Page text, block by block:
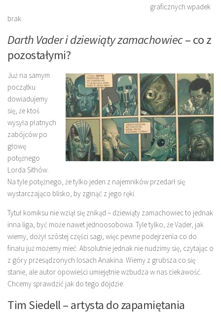
graficznych wpadek
brak.
Darth Vader i dziewiąty zamachowiec– co z
pozostałymi?
Już na samym
początku
dowiadujemy
się, że ktoś
wysyła płatnych
zabójców po
głowę
potężnego
Lorda Sithów.
Na tyle potężnego, że tylko jeden z najemników przedarł się
wystarczająco blisko, by zginąć z jego ręki.
Tytuł komiksu nie wziął się znikąd – dziewiąty zamachowiec to jednak
inna liga, być może nawet jednoosobowa. Tyle tylko, że Vader, jak
wiemy, dożył szóstej części sagi, więc pewne podejrzenia co do
finału już możemy mieć. Absolutnie jednak nie nudzimy się, czytając o
z góry przesądzonych losach Anakina. Wiemy z grubsza co się
stanie, ale autor opowieści umiejętnie wzbudza w nas ciekawość.
Chcemy sprawdzić jak do tego dojdzie.
Tim Siedell – artysta do zapamiętania